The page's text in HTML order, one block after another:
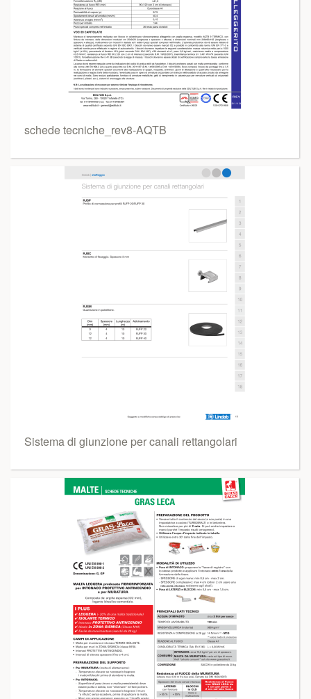
schede tecniche_rev8-AQTB
Sistema di giunzione per canali rettangolari